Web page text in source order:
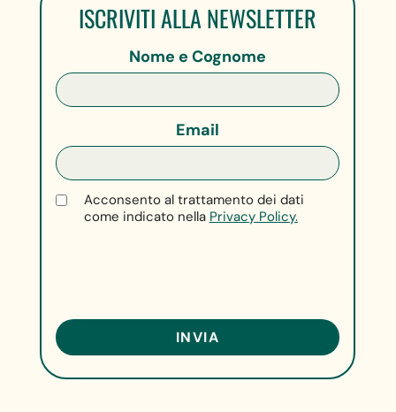
ISCRIVITI ALLA NEWSLETTER
Nome e Cognome
Email
Acconsento al trattamento dei dati
come indicato nella Privacy Policy.